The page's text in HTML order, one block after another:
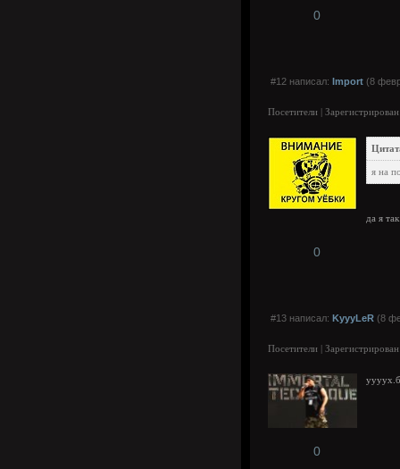
0
#12 написал: Import (8
Посетители |
я на
да я
0
#13 написал: KyyyLeR (8
Посетители |
0